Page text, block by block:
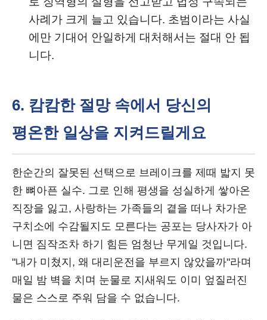
사례가 크게 늘고 있습니다. 초범이라는 사실
에만 기대어 안일하게 대처해서는 절대 안 됩
니다.
6. 캄캄한 절망 속에서 당신의
평온한 일상을 지켜드릴게요
한순간의 잘못된 선택으로 브레이크를 제때 밟지 못
한 뼈아픈 실수. 그로 인해 평생을 성실하게 쌓아온
직장을 잃고, 사랑하는 가족들의 곁을 떠나 차가운
구치소에 수감될지도 모른다는 공포는 당사자가 아
니면 짐작조차 하기 힘든 엄청난 무게일 것입니다.
"내가 미쳤지, 왜 대리운전을 부르지 않았을까"라며
매일 밤 벽을 치며 눈물로 지새워도 이미 엎질러진
물은 스스로 주워 담을 수 없습니다.